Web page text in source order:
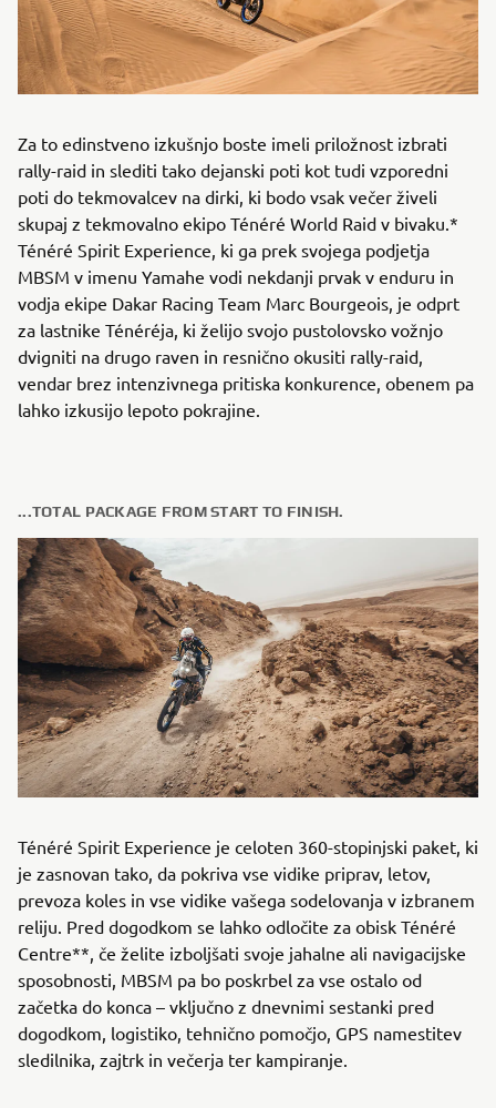
Za to edinstveno izkušnjo boste imeli priložnost izbrati
rally-raid in slediti tako dejanski poti kot tudi vzporedni
poti do tekmovalcev na dirki, ki bodo vsak večer živeli
skupaj z tekmovalno ekipo Ténéré World Raid v bivaku.*
Ténéré Spirit Experience, ki ga prek svojega podjetja
MBSM v imenu Yamahe vodi nekdanji prvak v enduru in
vodja ekipe Dakar Racing Team Marc Bourgeois, je odprt
za lastnike Ténéréja, ki želijo svojo pustolovsko vožnjo
dvigniti na drugo raven in resnično okusiti rally-raid,
vendar brez intenzivnega pritiska konkurence, obenem pa
lahko izkusijo lepoto pokrajine.
...TOTAL PACKAGE FROM START TO FINISH.
Ténéré Spirit Experience je celoten 360-stopinjski paket, ki
je zasnovan tako, da pokriva vse vidike priprav, letov,
prevoza koles in vse vidike vašega sodelovanja v izbranem
reliju. Pred dogodkom se lahko odločite za obisk Ténéré
Centre**, če želite izboljšati svoje jahalne ali navigacijske
sposobnosti, MBSM pa bo poskrbel za vse ostalo od
začetka do konca – vključno z dnevnimi sestanki pred
dogodkom, logistiko, tehnično pomočjo, GPS namestitev
sledilnika, zajtrk in večerja ter kampiranje.